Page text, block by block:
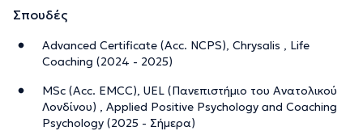
Την περιγραφή επιμελείται η ομάδα του doctoranytime βασισμένη σε
Σπουδές
Advanced Certificate (Acc. NCPS), Chrysalis , Life
Coaching (2024 - 2025)
MSc (Acc. EMCC), UEL (Πανεπιστήμιο του Ανατολικού
Λονδίνου) , Applied Positive Psychology and Coaching
Psychology (2025 - Σήμερα)